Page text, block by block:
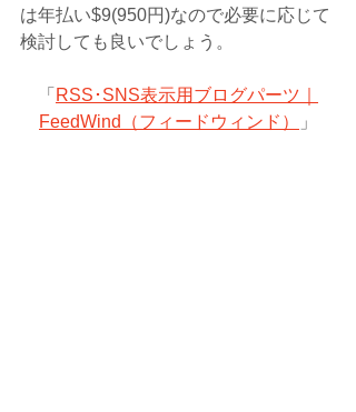
は年払い$9(950円)なので必要に応じて
検討しても良いでしょう。
「 RSS･SNS表示用ブログパーツ｜
FeedWind（フィードウィンド）
」